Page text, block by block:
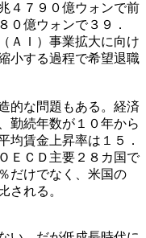
４７９０億ウォンで前
０億ウォンで３９．
ＡＩ）事業拡大に向け
小する過程で希望退職
的な問題もある。経済
勤続年数が１０年から
均賃金上昇率は１５．
ＥＣＤ主要２８カ国で
だけでなく、米国の
される。